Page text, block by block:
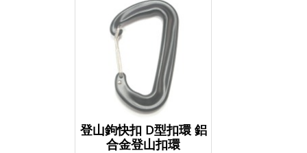
登山鉤快扣 D型扣環 鋁
合金登山扣環